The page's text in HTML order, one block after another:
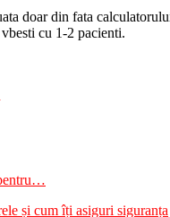
doar din fata
cu 1-2 pacienti.